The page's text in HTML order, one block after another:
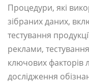
Процедури, які
зібраних даних,
тестування
реклами,
ключових факторів
дослідження